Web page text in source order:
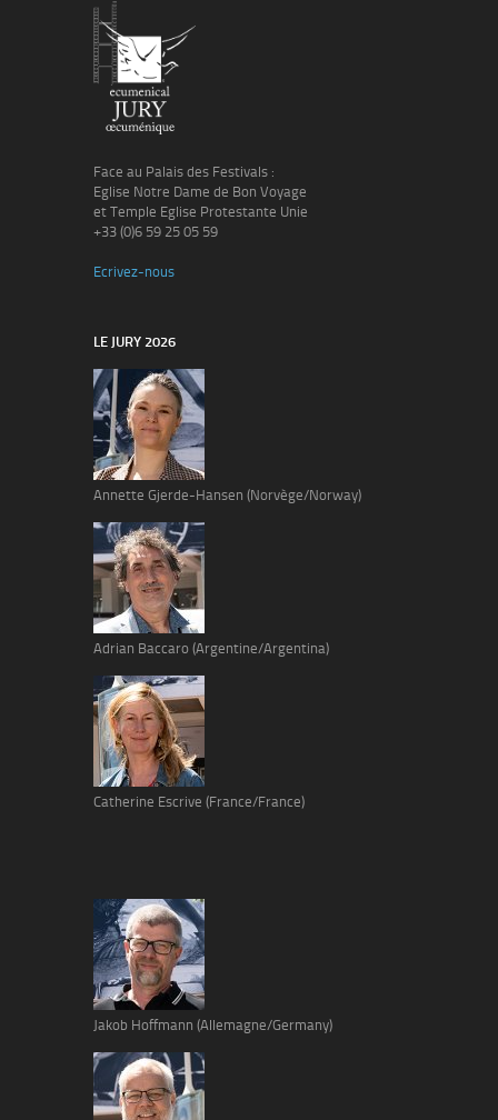
Face au Palais des Festivals :
Eglise Notre Dame de Bon Voyage
et Temple Eglise Protestante Unie
+33 (0)6 59 25 05 59
Ecrivez-nous
LE JURY 2026
Annette Gjerde-Hansen (Norvège/Norway)
Adrian Baccaro (Argentine/Argentina)
Catherine Escrive (France/France)
Jakob Hoffmann (Allemagne/Germany)